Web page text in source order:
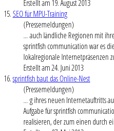
Erstellt am 19. August 2013
15. SEO für MPU-Training
(Pressemeldungen)
... auch ländliche Regionen mit
sprintfish communication war es
lokalregionale Internetpräsenzen
Erstellt am 24. Juni 2013
16.sprintfish baut das Online-Nest
(Pressemeldungen)
... g ihres neuen Internetauftritts
Aufgabe für sprintfish
realisieren, der zum einen durch